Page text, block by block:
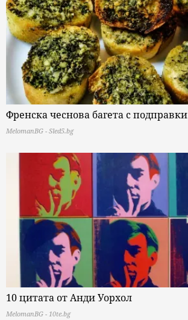
Френска чеснова багета с подправки
MelomanBG - Sled5.bg
10 цитата от Анди Уорхол
MelomanBG - 10te.bg